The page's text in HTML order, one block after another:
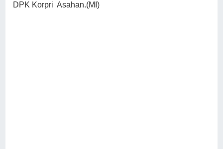
DPK Korpri Asahan.(MI)